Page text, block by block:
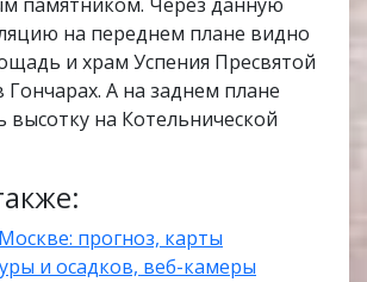
на переднем плане видно
и храм Успения Пресвятой
А на заднем плане
на Котельнической
прогноз, карты
и осадков, веб-камеры